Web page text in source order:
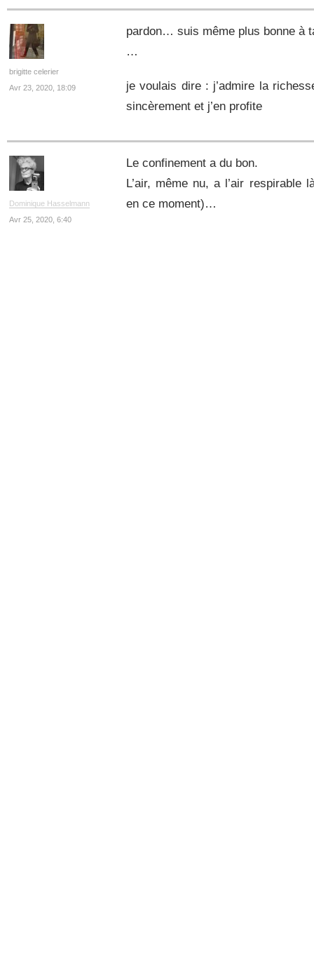
brigitte celerier
Avr 23, 2020, 18:09
pardon… suis même plus bonne à
…
je voulais dire : j’admire la
sincèrement et j’en profite
Dominique Hasselmann
Avr 25, 2020, 6:40
Le confinement a du bon.
L’air, même nu, a l’air respirable
en ce moment)…